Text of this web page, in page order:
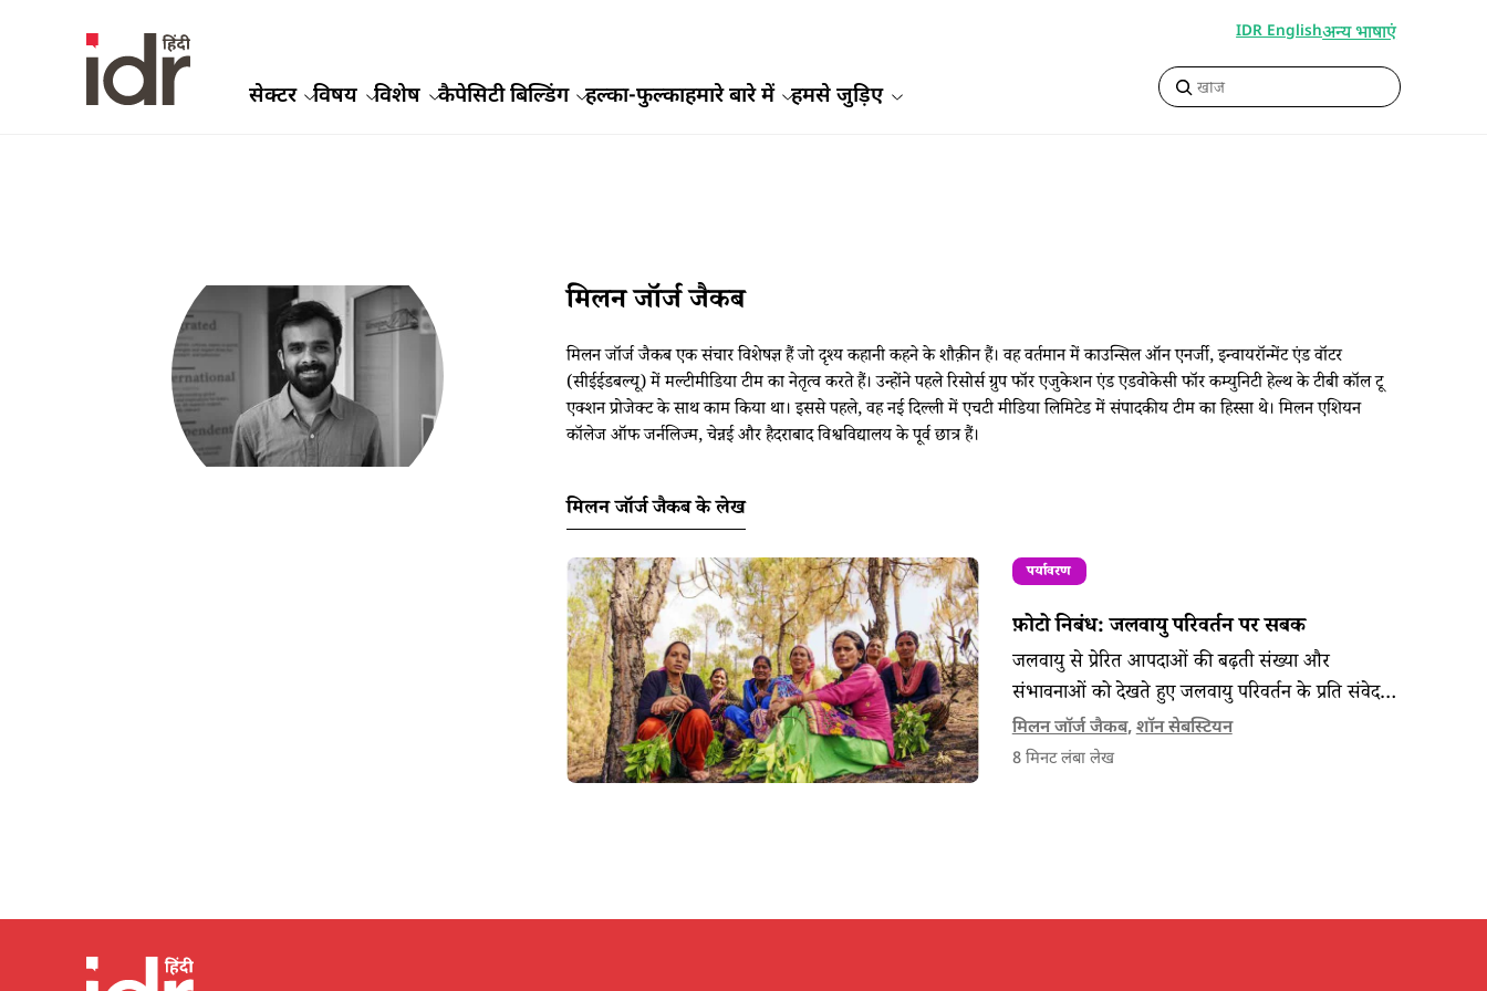
सेक्टर विषय विशेष कैपेसिटी बिल्डिंग हल्का-फुल्काहमारे बारे में हमसे जुड़िए
IDR Englishअन्य भाषाएं
मिलन जॉर्ज जैकब
मिलन जॉर्ज जैकब एक संचार विशेषज्ञ हैं जो दृश्य कहानी कहने के शौक़ीन हैं। वह वर्तमान में काउन्सिल ऑन एनर्जी, इन्वायरॉन्मेंट एंड वॉटर
(सीईईडबल्यू) में मल्टीमीडिया टीम का नेतृत्व करते हैं। उन्होंने पहले रिसोर्स ग्रुप फॉर एजुकेशन एंड एडवोकेसी फॉर कम्युनिटी हेल्थ के टीबी कॉल टू
एक्शन प्रोजेक्ट के साथ काम किया था। इससे पहले, वह नई दिल्ली में एचटी मीडिया लिमिटेड में संपादकीय टीम का हिस्सा थे। मिलन एशियन
कॉलेज ऑफ जर्नलिज्म, चेन्नई और हैदराबाद विश्वविद्यालय के पूर्व छात्र हैं।
मिलन जॉर्ज जैकब के लेख
पर्यावरण
फ़ोटो निबंध: जलवायु परिवर्तन पर सबक
जलवायु से प्रेरित आपदाओं की बढ़ती संख्या और
संभावनाओं को देखते हुए जलवायु परिवर्तन के प्रति संवेदना
रखने वाले समुदाय इन त्रासदियों से बचने के लिए अनूठे
उपाय अपना रहे हैं।
मिलन जॉर्ज जैकब,शॉन सेबस्टियन
8मिनट लंबा लेख